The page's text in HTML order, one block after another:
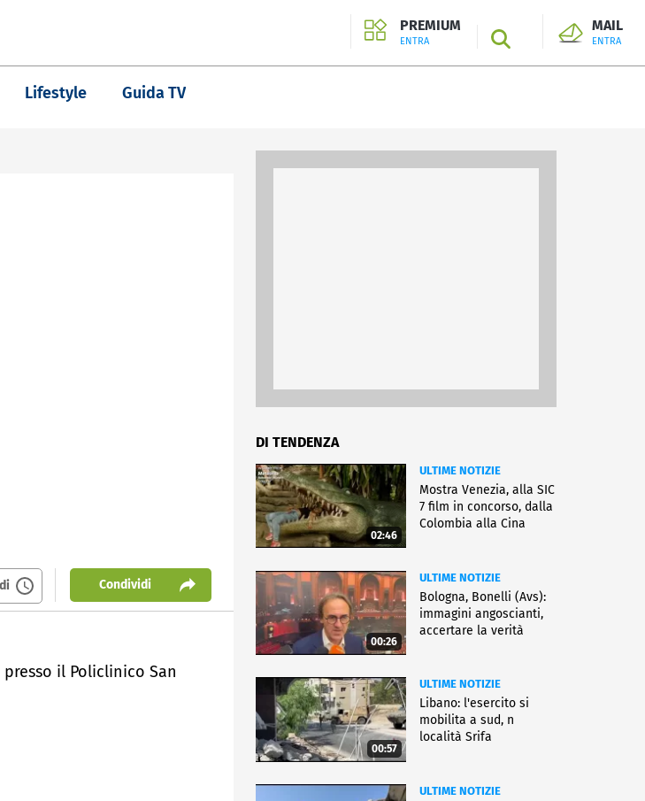
PREMIUM
ENTRA SEARCH
MAIL
ENTRA
Lifestyle Guida TV
Condividi
il Policlinico San
DI TENDENZA
02:46
ULTIME NOTIZIE
Mostra Venezia, alla SIC
7 film in concorso, dalla
Colombia alla Cina
00:26
ULTIME NOTIZIE
Bologna, Bonelli (Avs):
immagini angoscianti,
accertare la verità
00:57
ULTIME NOTIZIE
Libano: l'esercito si
mobilita a sud, n
località Srifa
ULTIME NOTIZIE